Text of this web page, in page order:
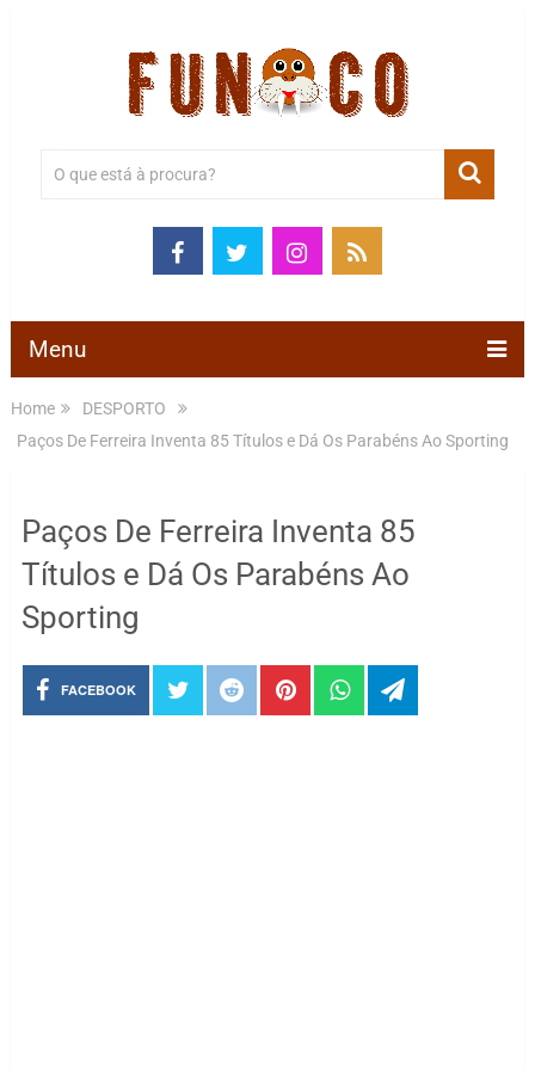
Menu
Home
DESPORTO
Paços De Ferreira Inventa 85 Títulos e Dá Os Parabéns Ao Sporting
Paços De Ferreira Inventa 85
Títulos e Dá Os Parabéns Ao
Sporting
FACEBOOK